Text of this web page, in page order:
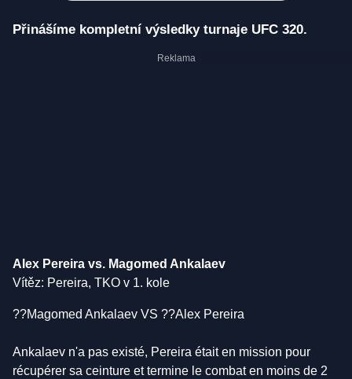
Přinášíme kompletní výsledky turnaje UFC 320.
Alex Pereira vs. Magomed Ankalaev
Vítěz: Pereira, TKO v 1. kole
??Magomed Ankalaev VS ??Alex Pereira
Ankalaev n'a pas existé, Pereira était en mission pour
récupérer sa ceinture et termine le combat en moins de 2